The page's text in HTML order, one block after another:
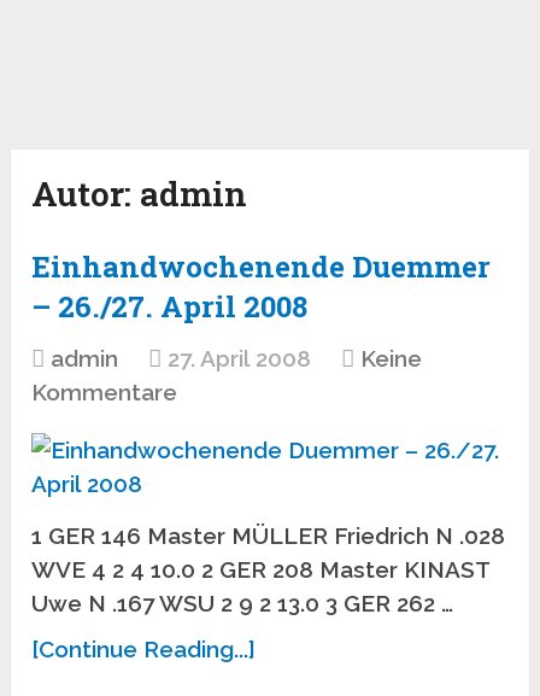
Autor: admin
Einhandwochenende Duemmer
– 26./27. April 2008
admin 27. April 2008
Keine
Kommentare
1 GER 146 Master MÜLLER Friedrich N .028
WVE 4 2 4 10.0 2 GER 208 Master KINAST
Uwe N .167 WSU 2 9 2 13.0 3 GER 262 …
[Continue Reading...]